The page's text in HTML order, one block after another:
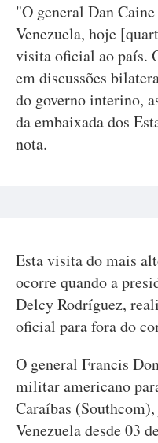
"O general Dan
Venezuela, hoje
visita oficial ao país.
em discussões
do governo interino,
da embaixada dos
nota.
Esta visita do mais
ocorre quando a
Delcy Rodríguez,
oficial para fora do
O general Francis
militar americano
Caraíbas
Venezuela desde 03